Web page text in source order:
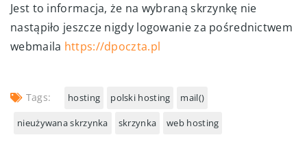
Jest to informacja, że na wybraną skrzynkę nie
nastąpiło jeszcze nigdy logowanie za pośrednictwem
webmaila https://dpoczta.pl
Tags: hosting polski hosting mail()
nieużywana skrzynka skrzynka web hosting